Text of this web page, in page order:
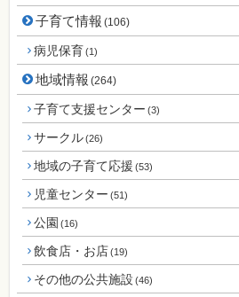
子育て情報 (106)
病児保育(1)
地域情報 (264)
子育て支援センター (3)
サークル(26)
地域の子育て応援 (53)
児童センター (51)
公園 (16)
飲食店・お店(19)
その他の公共施設 (46)